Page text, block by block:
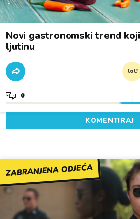
Novi gastronomski trend
ljutinu
lol!
0
KOMENTIRAJ
ZABRANJENA ODJEĆA